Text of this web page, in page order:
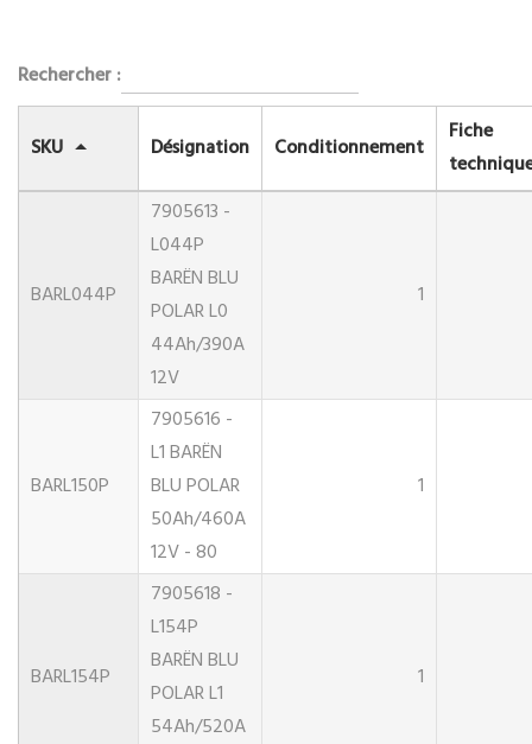
Rechercher :
SKU Désignation Conditionnement
Fiche
BARL044P
7905613 -
L044P
BARËN BLU
POLAR L0
44Ah/390A
12V
1
BARL150P
7905616 -
L1 BARËN
BLU POLAR
50Ah/460A
12V - 80
1
BARL154P
7905618 -
L154P
BARËN BLU
POLAR L1
54Ah/520A
1